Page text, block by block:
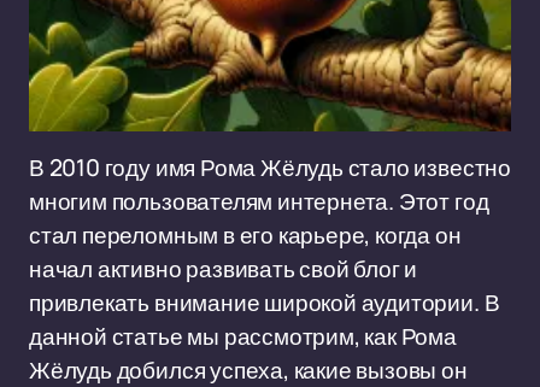
В 2010 году имя Рома Жёлудь стало известно
многим пользователям интернета. Этот год
стал переломным в его карьере, когда он
начал активно развивать свой блог и
привлекать внимание широкой аудитории. В
данной статье мы рассмотрим, как Рома
Жёлудь добился успеха, какие вызовы он